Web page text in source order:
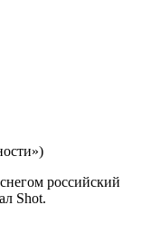
российский
Shot.